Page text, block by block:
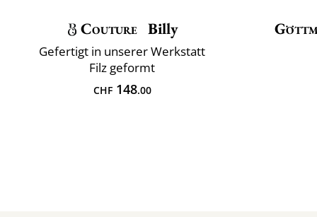
Couture Billy
Gefertigt in unserer Werkstatt
Filz geformt
CHF148.00